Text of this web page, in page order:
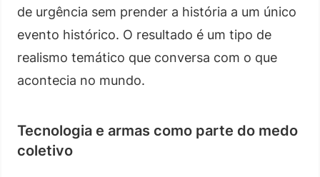
de urgência sem prender a história a um único
evento histórico. O resultado é um tipo de
realismo temático que conversa com o que
acontecia no mundo.
Tecnologia e armas como parte do medo
coletivo